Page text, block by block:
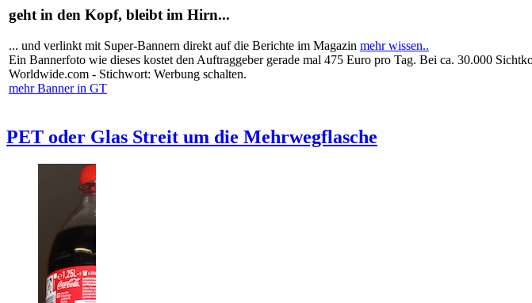
geht in den Kopf, bleibt im Hirn...
... und verlinkt mit Super-Bannern direkt auf die Berichte im Magazin mehr wissen..
Ein Bannerfoto wie dieses kostet den Auftraggeber gerade mal 475 Euro pro Tag. Bei ca. 30.000
Worldwide.com - Stichwort: Werbung schalten.
mehr Banner in GT
PET oder Glas Streit um die Mehrwegflasche